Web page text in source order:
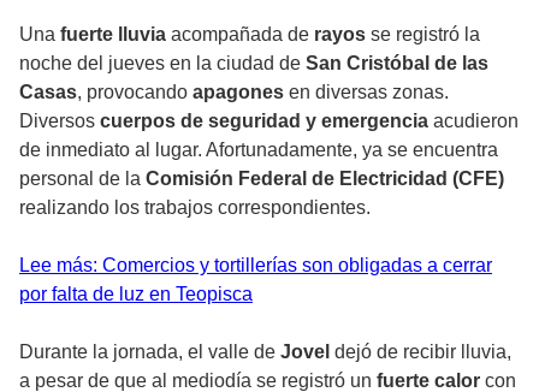
Una fuerte lluvia acompañada de rayos se registró la
noche del jueves en la ciudad de San Cristóbal de las
Casas, provocando apagones en diversas zonas.
Diversos cuerpos de seguridad y emergencia acudieron
de inmediato al lugar. Afortunadamente, ya se encuentra
personal de la Comisión Federal de Electricidad (CFE)
realizando los trabajos correspondientes.
Lee más: Comercios y tortillerías son obligadas a cerrar
por falta de luz en Teopisca
Durante la jornada, el valle de Jovel dejó de recibir lluvia,
a pesar de que al mediodía se registró un fuerte calor con